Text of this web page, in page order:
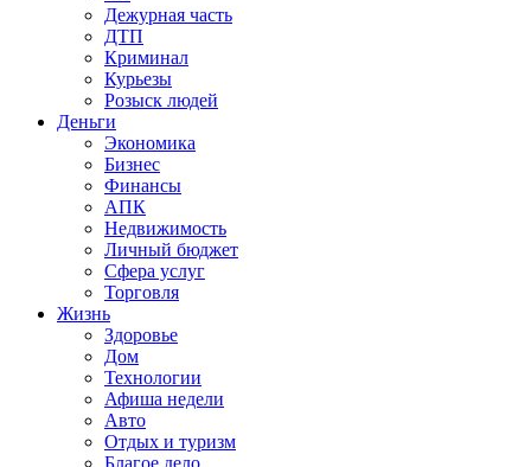
Дежурная часть
ДТП
Криминал
Курьезы
Розыск людей
Деньги
Экономика
Бизнес
Финансы
АПК
Недвижимость
Личный бюджет
Сфера услуг
Торговля
Жизнь
Здоровье
Дом
Технологии
Афиша недели
Авто
Отдых и туризм
Благое дело